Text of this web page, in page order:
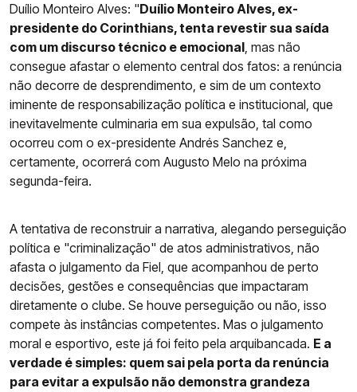
Duílio Monteiro Alves: "Duílio Monteiro Alves, ex-
presidente do Corinthians, tenta revestir sua saída
com um discurso técnico e emocional, mas não
consegue afastar o elemento central dos fatos: a renúncia
não decorre de desprendimento, e sim de um contexto
iminente de responsabilização política e institucional, que
inevitavelmente culminaria em sua expulsão, tal como
ocorreu com o ex-presidente Andrés Sanchez e,
certamente, ocorrerá com Augusto Melo na próxima
segunda-feira.
A tentativa de reconstruir a narrativa, alegando perseguição
política e "criminalização" de atos administrativos, não
afasta o julgamento da Fiel, que acompanhou de perto
decisões, gestões e consequências que impactaram
diretamente o clube. Se houve perseguição ou não, isso
compete às instâncias competentes. Mas o julgamento
moral e esportivo, este já foi feito pela arquibancada. E a
verdade é simples: quem sai pela porta da renúncia
para evitar a expulsão não demonstra grandeza